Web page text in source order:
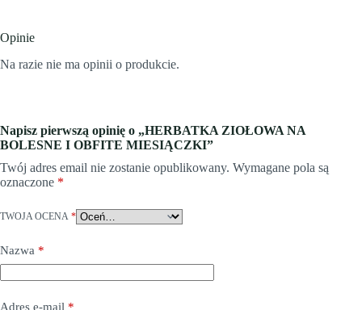
Opinie
Na razie nie ma opinii o produkcie.
Napisz pierwszą opinię o „HERBATKA ZIOŁOWA NA
BOLESNE I OBFITE MIESIĄCZKI”
Twój adres email nie zostanie opublikowany. Wymagane pola są
oznaczone *
TWOJA OCENA *
Nazwa *
Adres e-mail *